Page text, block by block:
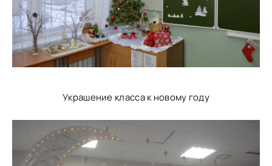
Украшение класса к новому году